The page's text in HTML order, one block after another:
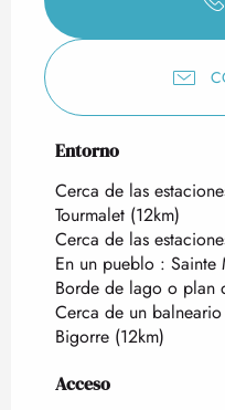
Entorno
Entorno
Cerca de las
Tourmalet (12km)
Cerca de las
En un pueblo : Sainte
Borde de lago o plan
Cerca de un
Bigorre (12km)
Acceso
Acceso